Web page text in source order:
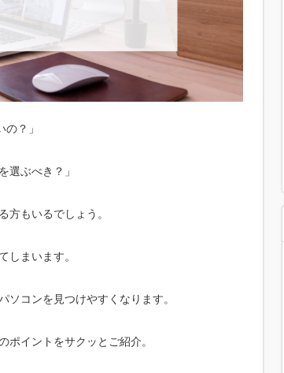
？」
選ぶべき？」
方もいるでしょう。
しまいます。
ソコンを見つけやすくなります。
ポイントをサクッとご紹介。